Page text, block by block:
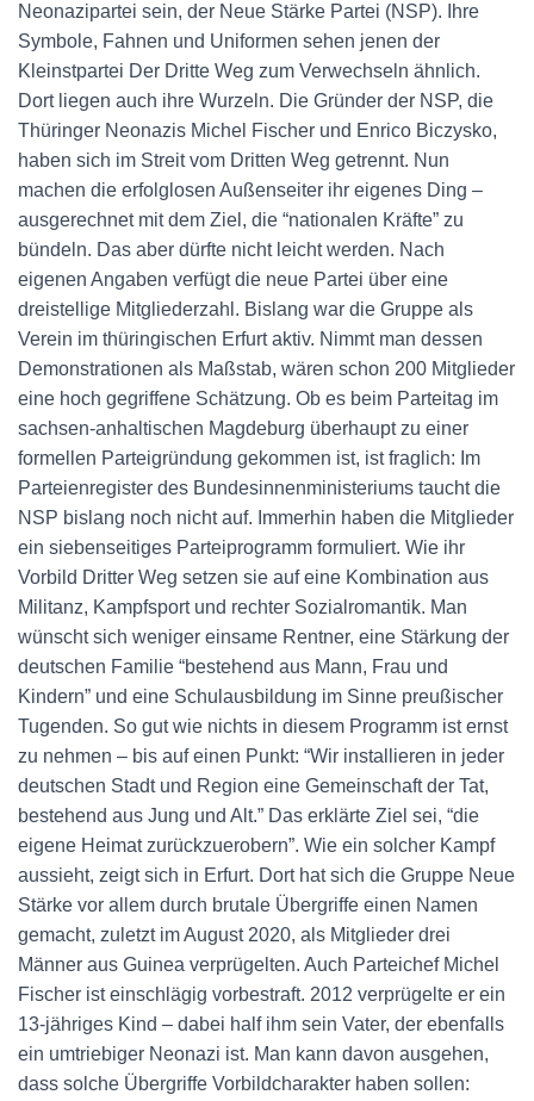
Neonazipartei sein, der Neue Stärke Partei (NSP). Ihre
Symbole, Fahnen und Uniformen sehen jenen der
Kleinstpartei Der Dritte Weg zum Verwechseln ähnlich.
Dort liegen auch ihre Wurzeln. Die Gründer der NSP, die
Thüringer Neonazis Michel Fischer und Enrico Biczysko,
haben sich im Streit vom Dritten Weg getrennt. Nun
machen die erfolglosen Außenseiter ihr eigenes Ding –
ausgerechnet mit dem Ziel, die “nationalen Kräfte” zu
bündeln. Das aber dürfte nicht leicht werden. Nach
eigenen Angaben verfügt die neue Partei über eine
dreistellige Mitgliederzahl. Bislang war die Gruppe als
Verein im thüringischen Erfurt aktiv. Nimmt man dessen
Demonstrationen als Maßstab, wären schon 200 Mitglieder
eine hoch gegriffene Schätzung. Ob es beim Parteitag im
sachsen-anhaltischen Magdeburg überhaupt zu einer
formellen Parteigründung gekommen ist, ist fraglich: Im
Parteienregister des Bundesinnenministeriums taucht die
NSP bislang noch nicht auf. Immerhin haben die Mitglieder
ein siebenseitiges Parteiprogramm formuliert. Wie ihr
Vorbild Dritter Weg setzen sie auf eine Kombination aus
Militanz, Kampfsport und rechter Sozialromantik. Man
wünscht sich weniger einsame Rentner, eine Stärkung der
deutschen Familie “bestehend aus Mann, Frau und
Kindern” und eine Schulausbildung im Sinne preußischer
Tugenden. So gut wie nichts in diesem Programm ist ernst
zu nehmen – bis auf einen Punkt: “Wir installieren in jeder
deutschen Stadt und Region eine Gemeinschaft der Tat,
bestehend aus Jung und Alt.” Das erklärte Ziel sei, “die
eigene Heimat zurückzuerobern”. Wie ein solcher Kampf
aussieht, zeigt sich in Erfurt. Dort hat sich die Gruppe Neue
Stärke vor allem durch brutale Übergriffe einen Namen
gemacht, zuletzt im August 2020, als Mitglieder drei
Männer aus Guinea verprügelten. Auch Parteichef Michel
Fischer ist einschlägig vorbestraft. 2012 verprügelte er ein
13-jähriges Kind – dabei half ihm sein Vater, der ebenfalls
ein umtriebiger Neonazi ist. Man kann davon ausgehen,
dass solche Übergriffe Vorbildcharakter haben sollen: